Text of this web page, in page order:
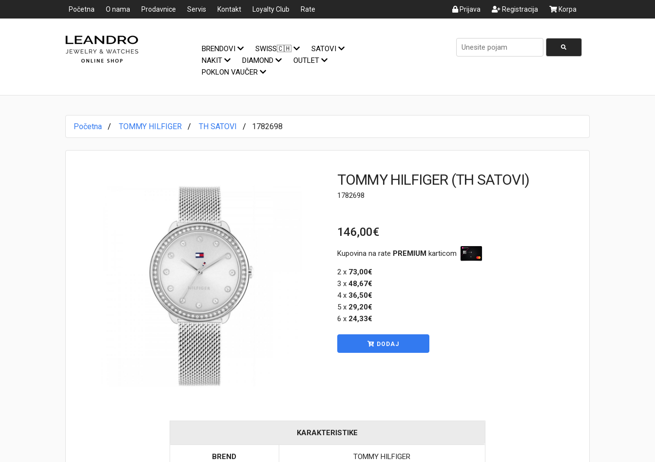
Početna
Servis
Kontakt
Početna O nama Prodavnice Servis Kontakt Loyalty Club Rate Prijava Registracija Korpa
BRENDOVI SWISS🇨🇭
SATOVI
NAKIT
DIAMOND
OUTLET
POKLON VAUČER
Početna TOMMY HILFIGER TH SATOVI 1782698
TOMMY HILFIGER (TH SATOVI)
1782698
146,00€
Kupovina na rate PREMIUMkarticom
2 x 73,00€
3 x 48,67€
4 x 36,50€
5 x 29,20€
6 x 24,33€
DODAJ
KARAKTERISTIKE
BREND TOMMY HILFIGER